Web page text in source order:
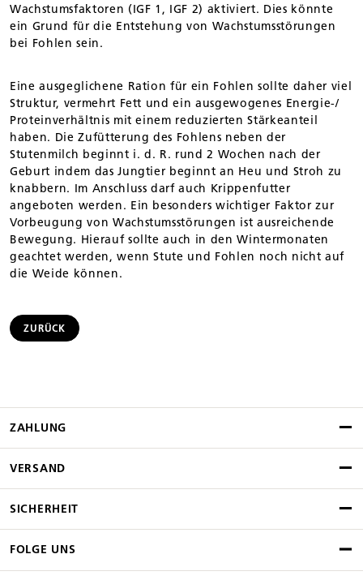
Wachstumsfaktoren (IGF 1, IGF 2) aktiviert. Dies könnte
ein Grund für die Entstehung von Wachstumsstörungen
bei Fohlen sein.
Eine ausgeglichene Ration für ein Fohlen sollte daher viel
Struktur, vermehrt Fett und ein ausgewogenes Energie-/
Proteinverhältnis mit einem reduzierten Stärkeanteil
haben. Die Zufütterung des Fohlens neben der
Stutenmilch beginnt i. d. R. rund 2 Wochen nach der
Geburt indem das Jungtier beginnt an Heu und Stroh zu
knabbern. Im Anschluss darf auch Krippenfutter
angeboten werden. Ein besonders wichtiger Faktor zur
Vorbeugung von Wachstumsstörungen ist ausreichende
Bewegung. Hierauf sollte auch in den Wintermonaten
geachtet werden, wenn Stute und Fohlen noch nicht auf
die Weide können.
ZURÜCK
ZAHLUNG
VERSAND
SICHERHEIT
FOLGE UNS